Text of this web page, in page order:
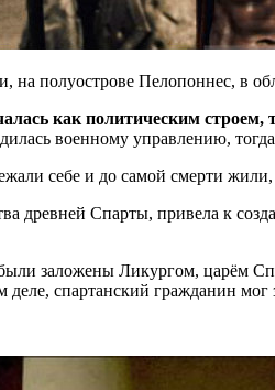
на полуострове Пелопоннес, в
как политическим
военному управлению,
себе и до самой смерти
древней Спарты, привела к
заложены Ликургом, царём
спартанский гражданин